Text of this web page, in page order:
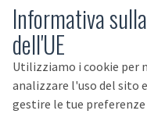
Informativa
dell'UE
Utilizziamo i cookie per
analizzare l'uso del sito
gestire le tue preferenze